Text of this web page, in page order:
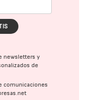
newsletters y
de
comunicaciones